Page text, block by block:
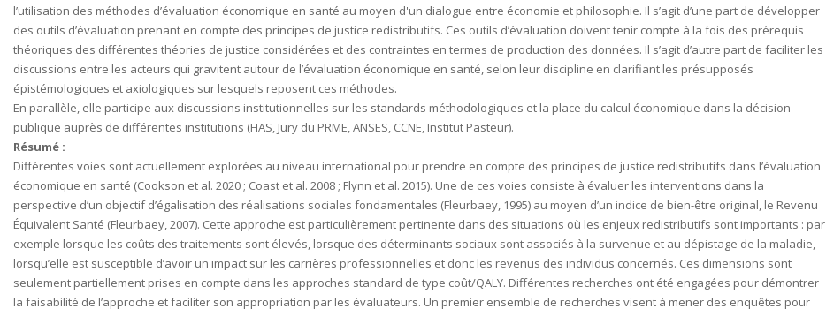
l’utilisation des méthodes d’évaluation économique en santé au moyen d'un dialogue entre économie et philosophie. Il s’agit d’une part de développer
des outils d’évaluation prenant en compte des principes de justice redistributifs. Ces outils d’évaluation doivent tenir compte à la fois des prérequis
théoriques des différentes théories de justice considérées et des contraintes en termes de production des données. Il s’agit d’autre part de faciliter les
discussions entre les acteurs qui gravitent autour de l’évaluation économique en santé, selon leur discipline en clarifiant les présupposés
épistémologiques et axiologiques sur lesquels reposent ces méthodes.
En parallèle, elle participe aux discussions institutionnelles sur les standards méthodologiques et la place du calcul économique dans la décision
publique auprès de différentes institutions (HAS, Jury du PRME, ANSES, CCNE, Institut Pasteur).
Résumé :
Différentes voies sont actuellement explorées au niveau international pour prendre en compte des principes de justice redistributifs dans l’évaluation
économique en santé (Cookson et al. 2020 ; Coast et al. 2008 ; Flynn et al. 2015). Une de ces voies consiste à évaluer les interventions dans la
perspective d’un objectif d’égalisation des réalisations sociales fondamentales (Fleurbaey, 1995) au moyen d’un indice de bien-être original, le Revenu
Équivalent Santé (Fleurbaey, 2007). Cette approche est particulièrement pertinente dans des situations où les enjeux redistributifs sont importants : par
exemple lorsque les coûts des traitements sont élevés, lorsque des déterminants sociaux sont associés à la survenue et au dépistage de la maladie,
lorsqu’elle est susceptible d’avoir un impact sur les carrières professionnelles et donc les revenus des individus concernés. Ces dimensions sont
seulement partiellement prises en compte dans les approches standard de type coût/QALY. Différentes recherches ont été engagées pour démontrer
la faisabilité de l’approche et faciliter son appropriation par les évaluateurs. Un premier ensemble de recherches visent à mener des enquêtes pour